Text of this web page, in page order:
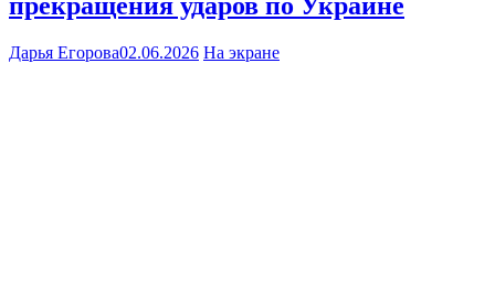
прекращения ударов по Украине
Дарья Егорова02.06.2026 На экране